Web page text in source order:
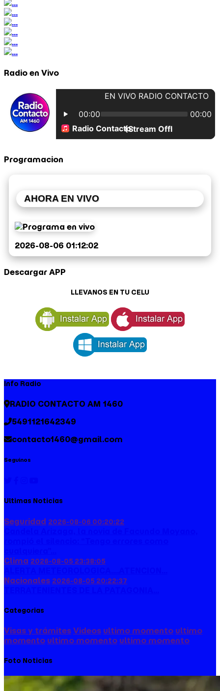
Radio en Vivo
Programacion
AHORA EN VIVO
2026-08-06 01:12:02
Descargar APP
LLEVANOS EN TU CELU
Info Radio
RADIO CONTACTO AM 1460
5491121642349
contacto1460@gmail.com
Seguinos
Ultimas Noticias
Seguridad 2026-08-06 00:20:22
Clima 2026-08-05 23:38:05
Nacionales 2026-08-05 20:22:37
Categorias
Visas y trámites Videos ultimo momento ultimo
momento ultimo momento ultimo momento
Foto Noticias